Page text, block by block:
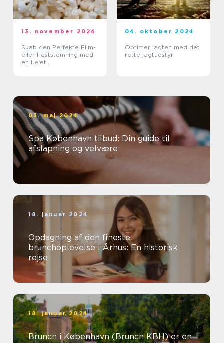
13. november 2024
Skab den Perfekte Film-
eller Feststemning med
en Lejet
04. oktober 2024
Optimer jagten med det
rette jagtudstyr
03. maj 2024
Spa København tilbud: Din guide til
afslapning og velvære
18. januar 2024
Opdagning af den fineste
brunchoplevelse i Århus: En historisk
rejse
18. januar 2024
Brunch i København (Brunch KBH) er en